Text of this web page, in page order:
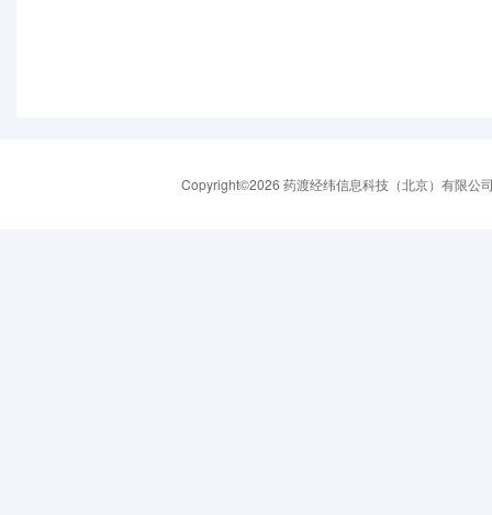
Copyright©2026 药渡经纬信息科技（北京）有限公